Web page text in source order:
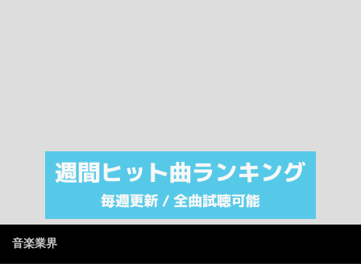
注目カテゴリ
オリジナルiTunes週間トップソング
音楽業界